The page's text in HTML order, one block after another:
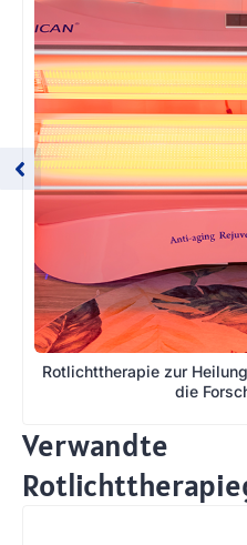
Rotlichttherapie zur
die
Verwandte